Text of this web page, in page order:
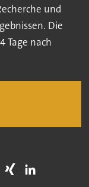
und
Die
Tage nach